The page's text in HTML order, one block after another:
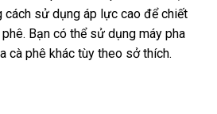
cách sử dụng áp lực cao để chiết
Bạn có thể sử dụng máy pha
cà phê khác tùy theo sở thích.